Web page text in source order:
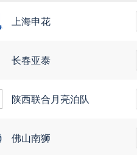
上海申花
长春亚泰
陕西联合月亮泊队
佛山南狮